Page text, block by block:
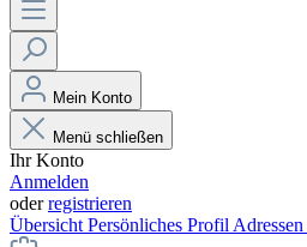
Mein Konto
Menü schließen
Ihr Konto
Anmelden
oderregistrieren
Übersicht Persönliches Profil Adressen